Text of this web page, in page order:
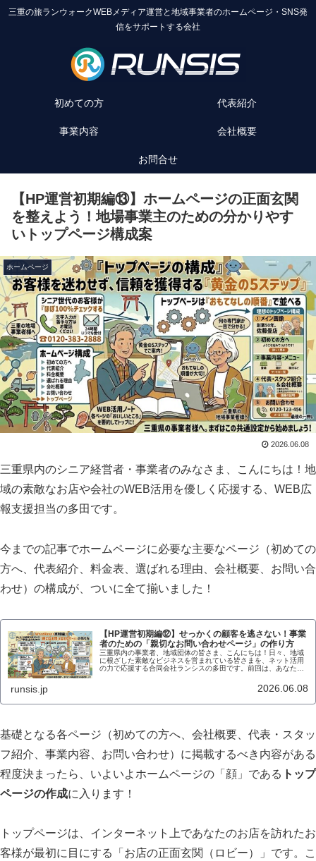
三重の旅ランウォークWEBメディア運営と地域事業者のホームページ・SNS発
信をサポートする会社
初めての方 代表紹介
事業内容 会社概要
お問合せ
【HP運営初期編⑬】ホームページの正面玄関
を整えよう！地場事業主のための分かりやす
いトップページ構成案
ホームページ
2026.06.08
三重県内のシニア経営者・事業者のみなさま、こんにちは！地
域の素敵なお店や会社のWEB活用を優しく応援する、WEB広
報支援担当の多田です。
今までの記事でホームページに必要な主要なページ（初めての
方へ、代表紹介、料金表、選ばれる理由、会社概要、お問い合
わせ）の構成が、ついに全て揃いました！
【HP運営初期編⑫】せっかくの顧客を逃さない！事業
者のための「親切なお問い合わせページ」の作り方
三重県内の事業者、地域団体の皆さま、こんにちは！日々、地域
に根ざした素敵なビジネスを営まれている皆さまを、ネット活用
の力で応援する合同会社ランシスの多田です。前回は、あなたの
runsis.jp 2026.06.08
基礎となる各ページ（初めての方へ、会社概要、代表・スタッ
フ紹介、事業内容、お問い合わせ）に掲載するべき内容がある
程度決まったら、いよいよホームページの「顔」である トップ
ページの作成に入ります！
トップページは、インターネット上であなたのお店を訪れたお
客様が最初に目にする「お店の正面玄関（ロビー）」です。こ